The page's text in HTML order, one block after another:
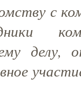
с
делу,